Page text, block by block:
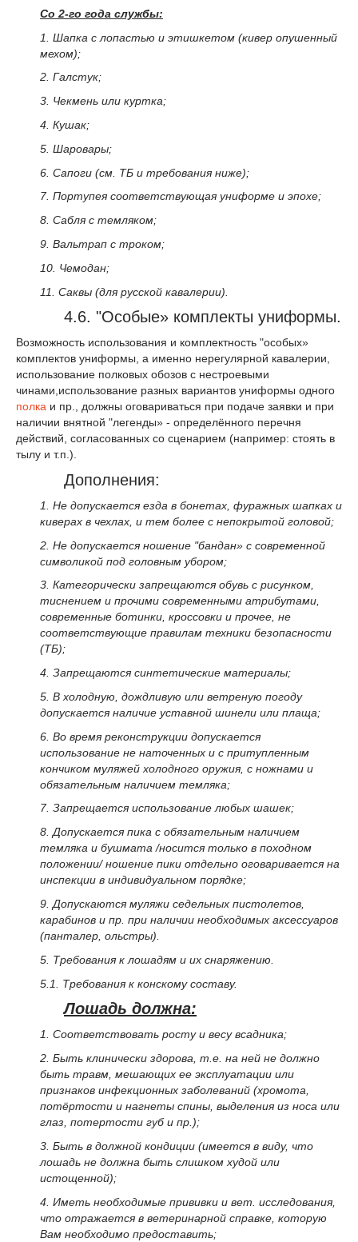
Со 2-го года службы:
1. Шапка с лопастью и этишкетом (кивер опушенный
мехом);
2. Галстук;
3. Чекмень или куртка;
4. Кушак;
5. Шаровары;
6. Сапоги (см. ТБ и требования ниже);
7. Портупея соответствующая униформе и эпохе;
8. Сабля с темляком;
9. Вальтрап с троком;
10. Чемодан;
11. Саквы (для русской кавалерии).
4.6. "Особые» комплекты униформы.
Возможность использования и комплектность "особых»
комплектов униформы, а именно нерегулярной кавалерии,
использование полковых обозов с нестроевыми
чинами,использование разных вариантов униформы одного
полка и пр., должны оговариваться при подаче заявки и при
наличии внятной "легенды» - определённого перечня
действий, согласованных со сценарием (например: стоять в
тылу и т.п.).
Дополнения:
1. Не допускается езда в бонетах, фуражных шапках и
киверах в чехлах, и тем более с непокрытой головой;
2. Не допускается ношение "бандан» с современной
символикой под головным убором;
3. Категорически запрещаются обувь с рисунком,
тиснением и прочими современными атрибутами,
современные ботинки, кроссовки и прочее, не
соответствующие правилам техники безопасности
(ТБ);
4. Запрещаются синтетические материалы;
5. В холодную, дождливую или ветреную погоду
допускается наличие уставной шинели или плаща;
6. Во время реконструкции допускается
использование не наточенных и с притупленным
кончиком муляжей холодного оружия, с ножнами и
обязательным наличием темляка;
7. Запрещается использование любых шашек;
8. Допускается пика с обязательным наличием
темляка и бушмата /носится только в походном
положении/ ношение пики отдельно оговаривается на
инспекции в индивидуальном порядке;
9. Допускаются муляжи седельных пистолетов,
карабинов и пр. при наличии необходимых аксессуаров
(панталер, ольстры).
5. Требования к лошадям и их снаряжению.
5.1. Требования к конскому составу.
Лошадь должна:
1. Соответствовать росту и весу всадника;
2. Быть клинически здорова, т.е. на ней не должно
быть травм, мешающих ее эксплуатации или
признаков инфекционных заболеваний (хромота,
потёртости и нагнеты спины, выделения из носа или
глаз, потертости губ и пр.);
3. Быть в должной кондиции (имеется в виду, что
лошадь не должна быть слишком худой или
истощенной);
4. Иметь необходимые прививки и вет. исследования,
что отражается в ветеринарной справке, которую
Вам необходимо предоставить;